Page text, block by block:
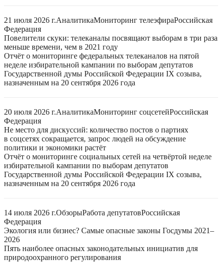
21 июля 2026 г.АналитикаМониторинг телеэфираРоссийская
Федерация
Повелители скуки: телеканалы посвящают выборам в три раза
меньше времени, чем в 2021 году
Отчёт о мониторинге федеральных телеканалов на пятой
неделе избирательной кампании по выборам депутатов
Государственной думы Российской Федерации IX созыва,
назначенным на 20 сентября 2026 года
20 июля 2026 г.АналитикаМониторинг соцсетейРоссийская
Федерация
Не место для дискуссий: количество постов о партиях
в соцсетях сокращается, запрос людей на обсуждение
политики и экономики растёт
Отчёт о мониторинге социальных сетей на четвёртой неделе
избирательной кампании по выборам депутатов
Государственной думы Российской Федерации IX созыва,
назначенным на 20 сентября 2026 года
14 июля 2026 г.ОбзорыРабота депутатовРоссийская
Федерация
Экология или бизнес? Самые опасные законы Госдумы 2021–
2026
Пять наиболее опасных законодательных инициатив для
природоохранного регулирования